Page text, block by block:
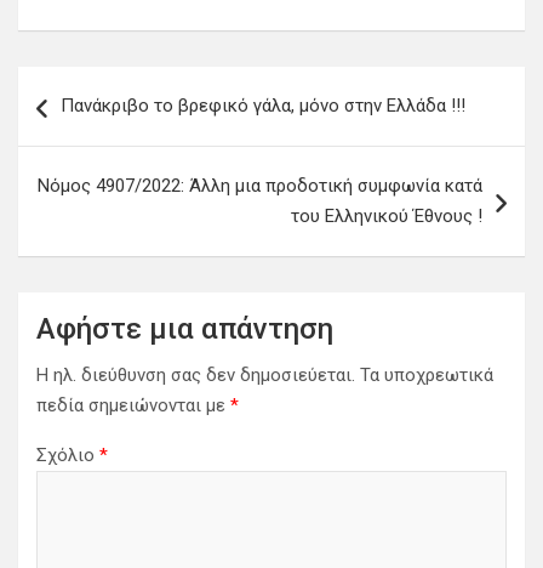
άρθρων
Πανάκριβο το βρεφικό γάλα, μόνο στην Ελλάδα !!!
Νόμος 4907/2022: Άλλη μια προδοτική συμφωνία κατά
του Ελληνικού Έθνους !
Αφήστε μια απάντηση
Η ηλ. διεύθυνση σας δεν δημοσιεύεται. Τα υποχρεωτικά
πεδία σημειώνονται με *
Σχόλιο *